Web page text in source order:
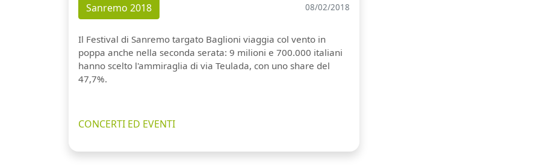
Sanremo 2018 08/02/2018
Il Festival di Sanremo targato Baglioni viaggia col vento in
poppa anche nella seconda serata: 9 milioni e 700.000 italiani
hanno scelto l'ammiraglia di via Teulada, con uno share del
47,7%.
CONCERTI ED EVENTI